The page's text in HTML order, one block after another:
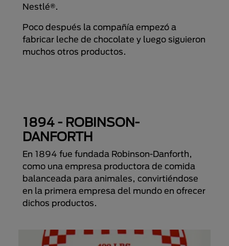
Nestlé®.
Poco después la compañía empezó a
fabricar leche de chocolate y luego siguieron
muchos otros productos.
1894 - ROBINSON-
DANFORTH
En 1894 fue fundada Robinson-Danforth,
como una empresa productora de comida
balanceada para animales, convirtiéndose
en la primera empresa del mundo en ofrecer
dichos productos.